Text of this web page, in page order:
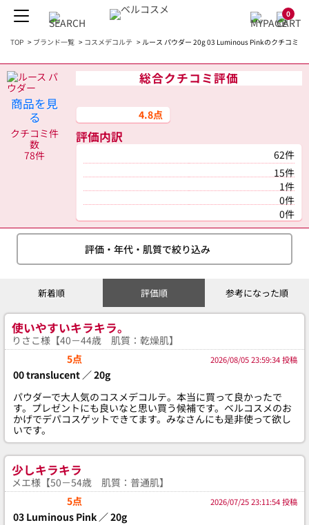
0
TOP > ブランド一覧 > コスメデコルテ >ルース パウダー 20g 03 Luminous Pinkのクチコミ
商品を見
る
クチコミ件
数
78件
総合クチコミ評価
4.8点
評価内訳
62件
15件
1件
0件
0件
評価・年代・肌質で絞り込み
新着順 評価順 参考になった順
使いやすいキラキラ。
りさこ様【40－44歳 肌質：乾燥肌】
5点
2026/08/05 23:59:34 投稿
00 translucent ／ 20g
パウダーで大人気のコスメデコルテ。本当に買って良かったで
す。プレゼントにも良いなと思い買う候補です。ベルコスメのお
かげでデパコスゲットできてます。みなさんにも是非使って欲し
いです。
少しキラキラ
メエ様【50－54歳 肌質：普通肌】
5点
2026/07/25 23:11:54 投稿
03 Luminous Pink ／ 20g